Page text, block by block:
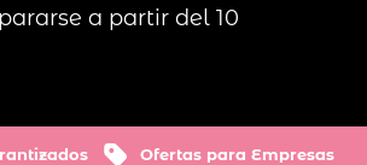
a partir del 10
Ofertas para Empresas